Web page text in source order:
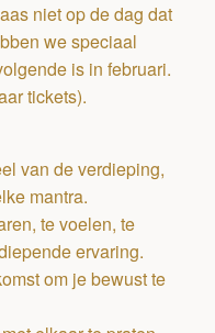
niet op de dag dat
we speciaal
is in februari.
tickets).
van de verdieping,
mantra.
te voelen, te
ervaring.
om je bewust te